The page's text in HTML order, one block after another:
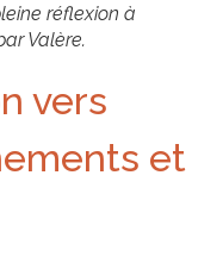
réflexion à
Valère.
vers
et